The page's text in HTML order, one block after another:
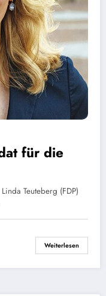
für die
Teuteberg (FDP)
Weiterlesen